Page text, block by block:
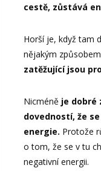
cestě, zůstává
Horší je, když tam
nějakým
zatěžující jsou
Nicméně je dobré
dovedností, že
energie. Protože
o tom, že se v tu
negativní energii.